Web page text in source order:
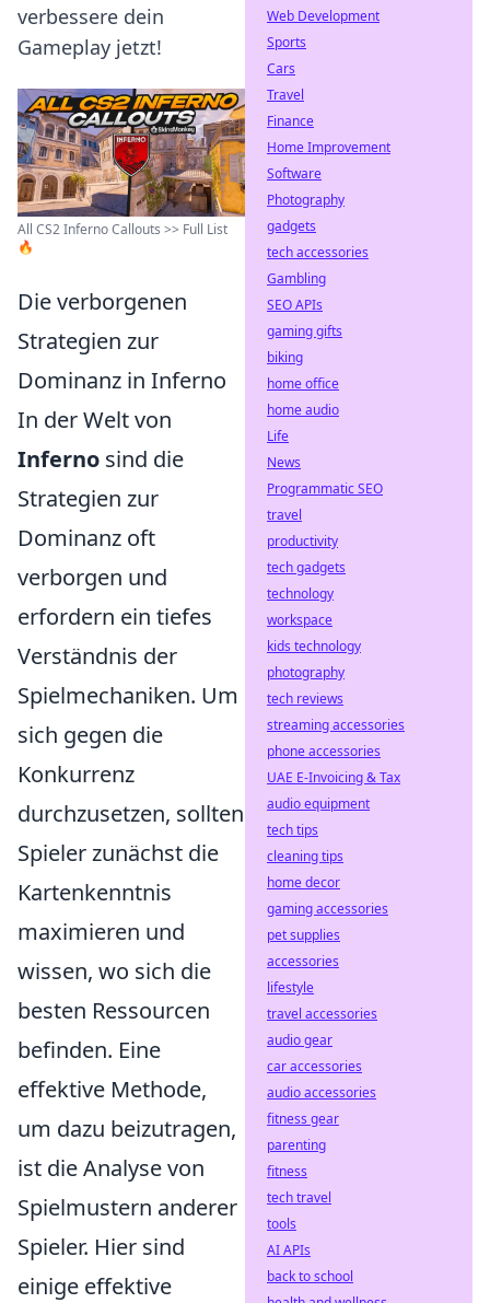
verbessere dein
Gameplay jetzt!
All CS2 Inferno Callouts >> Full List
🔥
Die verborgenen
Strategien zur
Dominanz in Inferno
In der Welt von
Inferno sind die
Strategien zur
Dominanz oft
verborgen und
erfordern ein tiefes
Verständnis der
Spielmechaniken. Um
sich gegen die
Konkurrenz
durchzusetzen, sollten
Spieler zunächst die
Kartenkenntnis
maximieren und
wissen, wo sich die
besten Ressourcen
befinden. Eine
effektive Methode,
um dazu beizutragen,
ist die Analyse von
Spielmustern anderer
Spieler. Hier sind
einige effektive
Web Development
Sports
Cars
Travel
Finance
Home Improvement
Software
Photography
gadgets
tech accessories
Gambling
SEO APIs
gaming gifts
biking
home office
home audio
Life
News
Programmatic SEO
travel
productivity
tech gadgets
technology
workspace
kids technology
photography
tech reviews
streaming accessories
phone accessories
UAE E-Invoicing & Tax
audio equipment
tech tips
cleaning tips
home decor
gaming accessories
pet supplies
accessories
lifestyle
travel accessories
audio gear
car accessories
audio accessories
fitness gear
parenting
fitness
tech travel
tools
AI APIs
back to school